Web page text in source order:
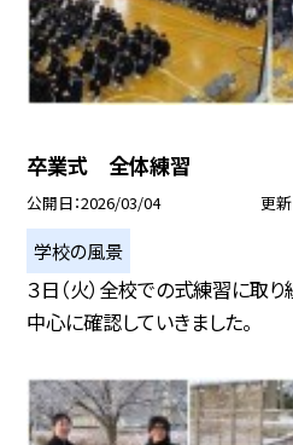
卒業式 全体練習
公開日 2026/03/04 更
学校の風景
３日（火）全校での式練習に取
中心に確認していきました。